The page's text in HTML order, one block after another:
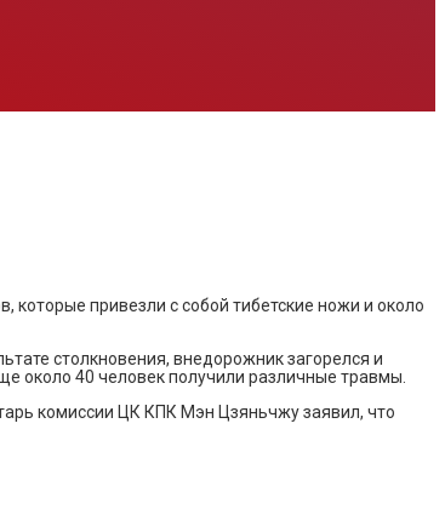
которые привезли с собой тибетские ножи и около
столкновения, внедорожник загорелся и
около 40 человек получили различные травмы.
комиссии ЦК КПК Мэн Цзяньчжу заявил, что